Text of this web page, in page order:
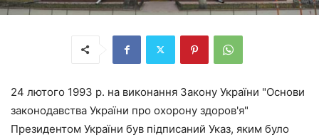
24 лютого 1993 р. на виконання Закону України "Основи
законодавства України про охорону здоров'я"
Президентом України був підписаний Указ, яким було